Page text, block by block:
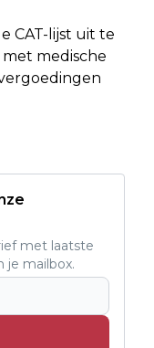
CAT-lijst uit te
medische
met laatste
je mailbox.